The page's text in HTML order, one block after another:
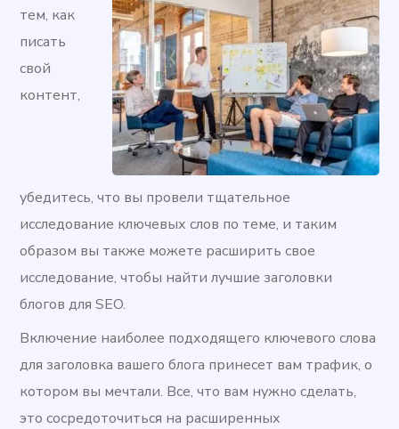
тем, как
писать
свой
контент,
убедитесь, что вы провели тщательное
исследование ключевых слов по теме, и таким
образом вы также можете расширить свое
исследование, чтобы найти лучшие заголовки
блогов для SEO.
Включение наиболее подходящего ключевого слова
для заголовка вашего блога принесет вам трафик, о
котором вы мечтали. Все, что вам нужно сделать,
это сосредоточиться на расширенных